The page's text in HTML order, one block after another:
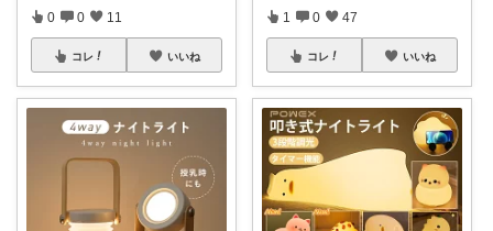
0 0 11
コレ いいね
1 0 47
コレ いいね